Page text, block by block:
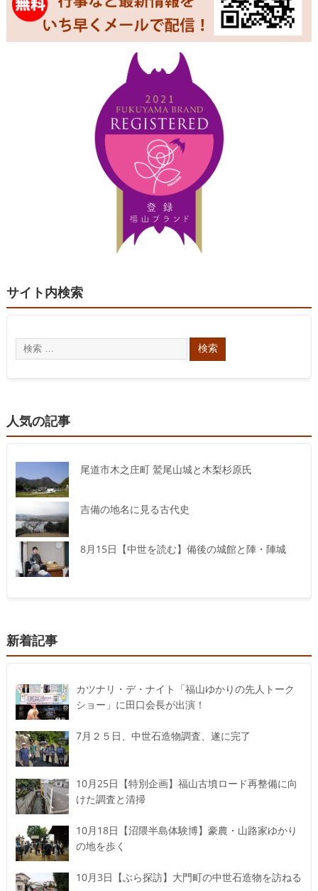
サイト内検索
人気の記事
尾道市木之庄町 鷲尾山城と木梨杉原氏
吉備の地名に見る古代史
8月15日【中世を読む】備後の城館と陣・陣城
新着記事
カツナリ・デ・ナイト「福山ゆかりの先人トーク
ショー」に田口会長が出演！
7月２５日、中世石造物調査、遂に完了
10月25日【特別企画】福山古墳ロード再整備に向
けた調査と清掃
10月18日【沼隈半島体験博】豪農・山路家ゆかり
の地を歩く
10月3日【ぶら探訪】大門町の中世石造物を訪ねる